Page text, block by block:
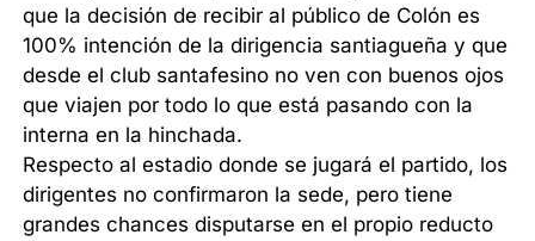
que la decisión de recibir al público de Colón es
100% intención de la dirigencia santiagueña y que
desde el club santafesino no ven con buenos ojos
que viajen por todo lo que está pasando con la
interna en la hinchada.
Respecto al estadio donde se jugará el partido, los
dirigentes no confirmaron la sede, pero tiene
grandes chances disputarse en el propio reducto